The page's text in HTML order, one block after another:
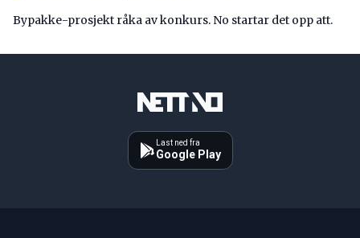
Bypakke-prosjekt råka av konkurs. No startar det opp att.
Last ned fra
Google Play